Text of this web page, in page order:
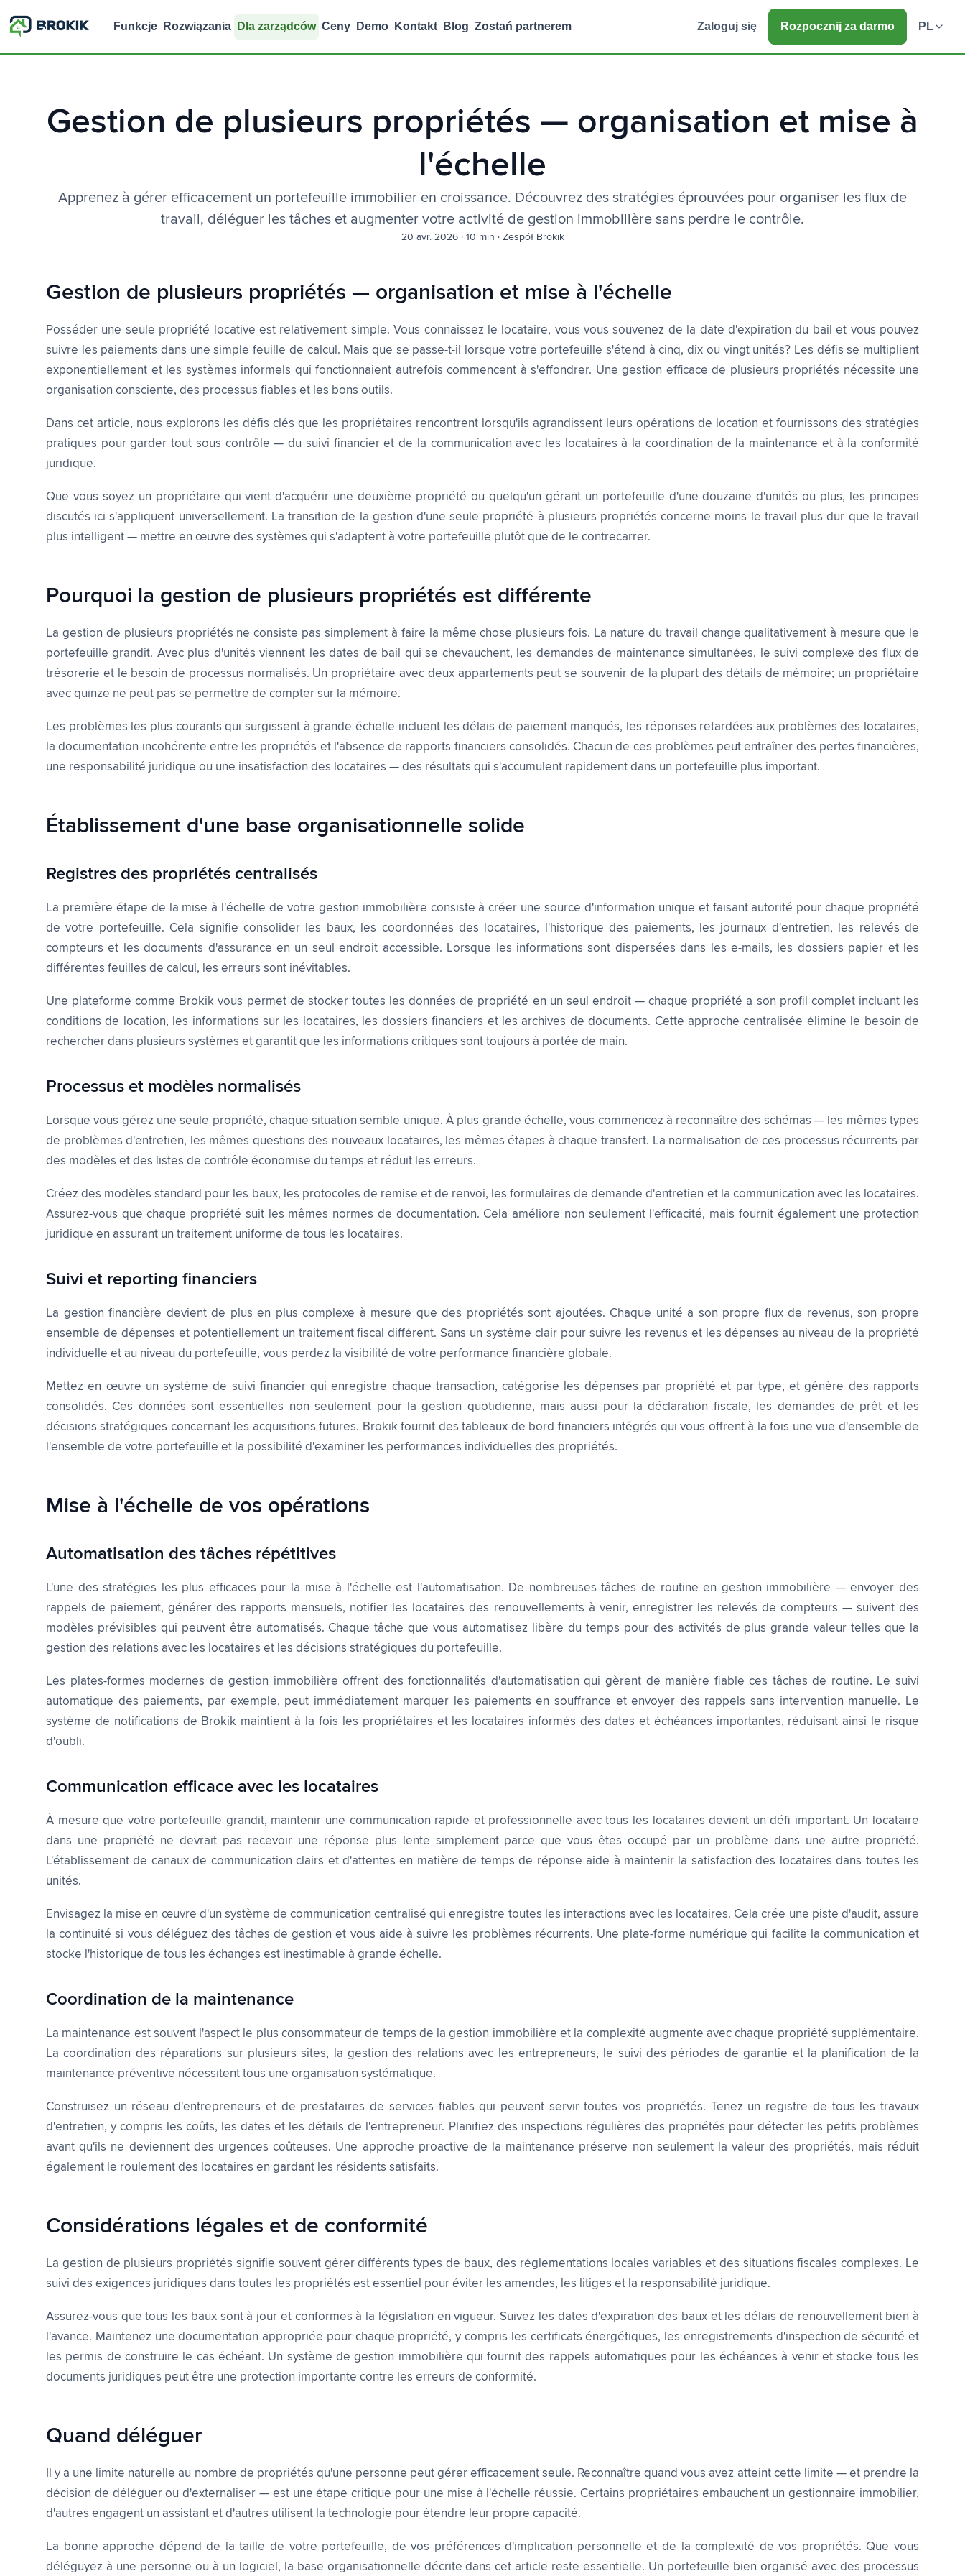
Funkcje Rozwiązania Dla zarządców Ceny Demo Kontakt Blog Zostań partnerem Zaloguj się Rozpocznij za darmo PL
Gestion de plusieurs propriétés — organisation et mise à
l'échelle
Apprenez à gérer efficacement un portefeuille immobilier en croissance. Découvrez des stratégies éprouvées pour organiser les flux de
travail, déléguer les tâches et augmenter votre activité de gestion immobilière sans perdre le contrôle.
20 avr. 2026· 10 min · Zespół Brokik
Gestion de plusieurs propriétés — organisation et mise à l'échelle
Posséder une seule propriété locative est relativement simple. Vous connaissez le locataire, vous vous souvenez de la date d'expiration du bail et vous pouvez
suivre les paiements dans une simple feuille de calcul. Mais que se passe-t-il lorsque votre portefeuille s'étend à cinq, dix ou vingt unités? Les défis se multiplient
exponentiellement et les systèmes informels qui fonctionnaient autrefois commencent à s'effondrer. Une gestion efficace de plusieurs propriétés nécessite une
organisation consciente, des processus fiables et les bons outils.
Dans cet article, nous explorons les défis clés que les propriétaires rencontrent lorsqu'ils agrandissent leurs opérations de location et fournissons des stratégies
pratiques pour garder tout sous contrôle — du suivi financier et de la communication avec les locataires à la coordination de la maintenance et à la conformité
juridique.
Que vous soyez un propriétaire qui vient d'acquérir une deuxième propriété ou quelqu'un gérant un portefeuille d'une douzaine d'unités ou plus, les principes
discutés ici s'appliquent universellement. La transition de la gestion d'une seule propriété à plusieurs propriétés concerne moins le travail plus dur que le travail
plus intelligent — mettre en œuvre des systèmes qui s'adaptent à votre portefeuille plutôt que de le contrecarrer.
Pourquoi la gestion de plusieurs propriétés est différente
La gestion de plusieurs propriétés ne consiste pas simplement à faire la même chose plusieurs fois. La nature du travail change qualitativement à mesure que le
portefeuille grandit. Avec plus d'unités viennent les dates de bail qui se chevauchent, les demandes de maintenance simultanées, le suivi complexe des flux de
trésorerie et le besoin de processus normalisés. Un propriétaire avec deux appartements peut se souvenir de la plupart des détails de mémoire; un propriétaire
avec quinze ne peut pas se permettre de compter sur la mémoire.
Les problèmes les plus courants qui surgissent à grande échelle incluent les délais de paiement manqués, les réponses retardées aux problèmes des locataires,
la documentation incohérente entre les propriétés et l'absence de rapports financiers consolidés. Chacun de ces problèmes peut entraîner des pertes financières,
une responsabilité juridique ou une insatisfaction des locataires — des résultats qui s'accumulent rapidement dans un portefeuille plus important.
Établissement d'une base organisationnelle solide
Registres des propriétés centralisés
La première étape de la mise à l'échelle de votre gestion immobilière consiste à créer une source d'information unique et faisant autorité pour chaque propriété
de votre portefeuille. Cela signifie consolider les baux, les coordonnées des locataires, l'historique des paiements, les journaux d'entretien, les relevés de
compteurs et les documents d'assurance en un seul endroit accessible. Lorsque les informations sont dispersées dans les e-mails, les dossiers papier et les
différentes feuilles de calcul, les erreurs sont inévitables.
Une plateforme comme Brokik vous permet de stocker toutes les données de propriété en un seul endroit — chaque propriété a son profil complet incluant les
conditions de location, les informations sur les locataires, les dossiers financiers et les archives de documents. Cette approche centralisée élimine le besoin de
rechercher dans plusieurs systèmes et garantit que les informations critiques sont toujours à portée de main.
Processus et modèles normalisés
Lorsque vous gérez une seule propriété, chaque situation semble unique. À plus grande échelle, vous commencez à reconnaître des schémas — les mêmes types
de problèmes d'entretien, les mêmes questions des nouveaux locataires, les mêmes étapes à chaque transfert. La normalisation de ces processus récurrents par
des modèles et des listes de contrôle économise du temps et réduit les erreurs.
Créez des modèles standard pour les baux, les protocoles de remise et de renvoi, les formulaires de demande d'entretien et la communication avec les locataires.
Assurez-vous que chaque propriété suit les mêmes normes de documentation. Cela améliore non seulement l'efficacité, mais fournit également une protection
juridique en assurant un traitement uniforme de tous les locataires.
Suivi et reporting financiers
La gestion financière devient de plus en plus complexe à mesure que des propriétés sont ajoutées. Chaque unité a son propre flux de revenus, son propre
ensemble de dépenses et potentiellement un traitement fiscal différent. Sans un système clair pour suivre les revenus et les dépenses au niveau de la propriété
individuelle et au niveau du portefeuille, vous perdez la visibilité de votre performance financière globale.
Mettez en œuvre un système de suivi financier qui enregistre chaque transaction, catégorise les dépenses par propriété et par type, et génère des rapports
consolidés. Ces données sont essentielles non seulement pour la gestion quotidienne, mais aussi pour la déclaration fiscale, les demandes de prêt et les
décisions stratégiques concernant les acquisitions futures. Brokik fournit des tableaux de bord financiers intégrés qui vous offrent à la fois une vue d'ensemble de
l'ensemble de votre portefeuille et la possibilité d'examiner les performances individuelles des propriétés.
Mise à l'échelle de vos opérations
Automatisation des tâches répétitives
L'une des stratégies les plus efficaces pour la mise à l'échelle est l'automatisation. De nombreuses tâches de routine en gestion immobilière — envoyer des
rappels de paiement, générer des rapports mensuels, notifier les locataires des renouvellements à venir, enregistrer les relevés de compteurs — suivent des
modèles prévisibles qui peuvent être automatisés. Chaque tâche que vous automatisez libère du temps pour des activités de plus grande valeur telles que la
gestion des relations avec les locataires et les décisions stratégiques du portefeuille.
Les plates-formes modernes de gestion immobilière offrent des fonctionnalités d'automatisation qui gèrent de manière fiable ces tâches de routine. Le suivi
automatique des paiements, par exemple, peut immédiatement marquer les paiements en souffrance et envoyer des rappels sans intervention manuelle. Le
système de notifications de Brokik maintient à la fois les propriétaires et les locataires informés des dates et échéances importantes, réduisant ainsi le risque
d'oubli.
Communication efficace avec les locataires
À mesure que votre portefeuille grandit, maintenir une communication rapide et professionnelle avec tous les locataires devient un défi important. Un locataire
dans une propriété ne devrait pas recevoir une réponse plus lente simplement parce que vous êtes occupé par un problème dans une autre propriété.
L'établissement de canaux de communication clairs et d'attentes en matière de temps de réponse aide à maintenir la satisfaction des locataires dans toutes les
unités.
Envisagez la mise en œuvre d'un système de communication centralisé qui enregistre toutes les interactions avec les locataires. Cela crée une piste d'audit, assure
la continuité si vous déléguez des tâches de gestion et vous aide à suivre les problèmes récurrents. Une plate-forme numérique qui facilite la communication et
stocke l'historique de tous les échanges est inestimable à grande échelle.
Coordination de la maintenance
La maintenance est souvent l'aspect le plus consommateur de temps de la gestion immobilière et la complexité augmente avec chaque propriété supplémentaire.
La coordination des réparations sur plusieurs sites, la gestion des relations avec les entrepreneurs, le suivi des périodes de garantie et la planification de la
maintenance préventive nécessitent tous une organisation systématique.
Construisez un réseau d'entrepreneurs et de prestataires de services fiables qui peuvent servir toutes vos propriétés. Tenez un registre de tous les travaux
d'entretien, y compris les coûts, les dates et les détails de l'entrepreneur. Planifiez des inspections régulières des propriétés pour détecter les petits problèmes
avant qu'ils ne deviennent des urgences coûteuses. Une approche proactive de la maintenance préserve non seulement la valeur des propriétés, mais réduit
également le roulement des locataires en gardant les résidents satisfaits.
Considérations légales et de conformité
La gestion de plusieurs propriétés signifie souvent gérer différents types de baux, des réglementations locales variables et des situations fiscales complexes. Le
suivi des exigences juridiques dans toutes les propriétés est essentiel pour éviter les amendes, les litiges et la responsabilité juridique.
Assurez-vous que tous les baux sont à jour et conformes à la législation en vigueur. Suivez les dates d'expiration des baux et les délais de renouvellement bien à
l'avance. Maintenez une documentation appropriée pour chaque propriété, y compris les certificats énergétiques, les enregistrements d'inspection de sécurité et
les permis de construire le cas échéant. Un système de gestion immobilière qui fournit des rappels automatiques pour les échéances à venir et stocke tous les
documents juridiques peut être une protection importante contre les erreurs de conformité.
Quand déléguer
Il y a une limite naturelle au nombre de propriétés qu'une personne peut gérer efficacement seule. Reconnaître quand vous avez atteint cette limite — et prendre la
décision de déléguer ou d'externaliser — est une étape critique pour une mise à l'échelle réussie. Certains propriétaires embauchent un gestionnaire immobilier,
d'autres engagent un assistant et d'autres utilisent la technologie pour étendre leur propre capacité.
La bonne approche dépend de la taille de votre portefeuille, de vos préférences d'implication personnelle et de la complexité de vos propriétés. Que vous
déléguyez à une personne ou à un logiciel, la base organisationnelle décrite dans cet article reste essentielle. Un portefeuille bien organisé avec des processus